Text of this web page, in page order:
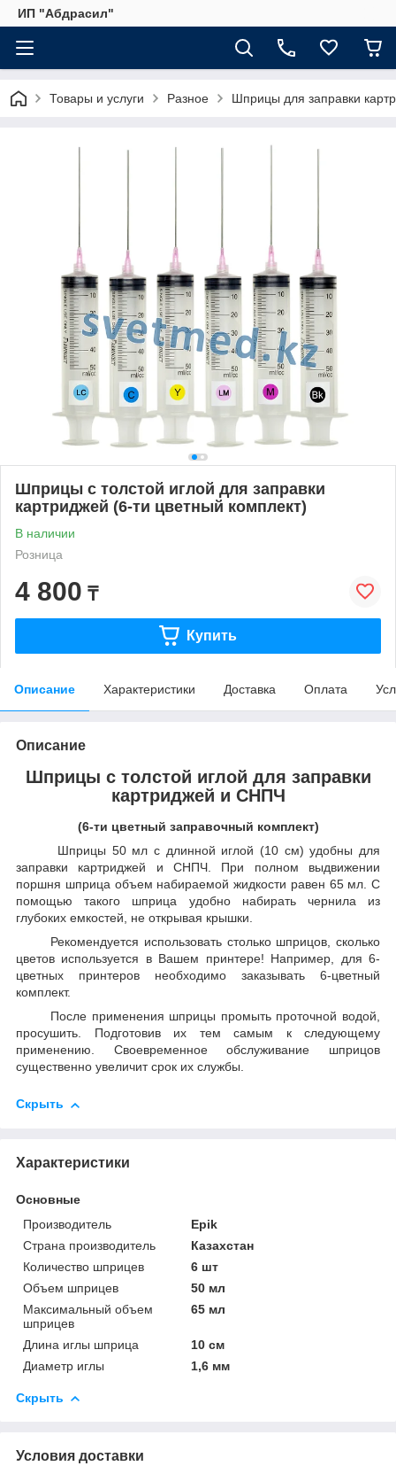
ИП "Абдрасил"
Товары и услуги Разное Шприцы для заправки
Шприцы с толстой иглой для заправки
картриджей (6-ти цветный комплект)
В наличии
Розница
4 800 ₸
Купить
Описание Характеристики Доставка Оплата
Описание
Шприцы с толстой иглой для заправки
картриджей и СНПЧ
(6-ти цветный заправочный комплект)
Шприцы 50 мл с длинной иглой (10 см) удобны для
заправки картриджей и СНПЧ. При полном выдвижении
поршня шприца объем набираемой жидкости равен 65 мл. С
помощью такого шприца удобно набирать чернила из
глубоких емкостей, не открывая крышки.
Рекомендуется использовать столько шприцов, сколько
цветов используется в Вашем принтере! Например, для 6-
цветных принтеров необходимо заказывать 6-цветный
комплект.
После применения шприцы промыть проточной водой,
просушить. Подготовив их тем самым к следующему
применению. Своевременное обслуживание шприцов
существенно увеличит срок их службы.
Скрыть
Характеристики
Основные
Производитель
Epik
Страна производитель
Казахстан
Количество шприцев
6 шт
Объем шприцев
50 мл
Максимальный объем
шприцев
65 мл
Длина иглы шприца
10 см
Диаметр иглы
1,6 мм
Скрыть
Условия доставки